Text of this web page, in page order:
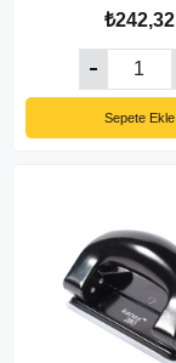
₺242,32
Sepete Ekle